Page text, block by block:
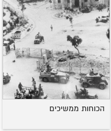
הכוחות ממשיכים